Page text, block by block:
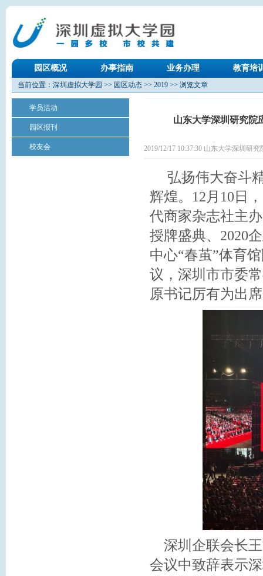
园区概况 办事指南 业务办理 教育培
当前位置： 深圳虚拟大学园 >> 园区动态 >> 2019 >> 浏览文章
学员活动
园区报刊
校友会
山东大学深圳研究院
2019/12/17 10:37:30 山东大学深圳研究
弘扬伟大奋斗
辉煌。12月10日
代商家杂志社主
授牌盛典、2020
中心“春茧”体育
议，深圳市市委
原书记厉有为出
深圳企联会长王
会议中致辞表示